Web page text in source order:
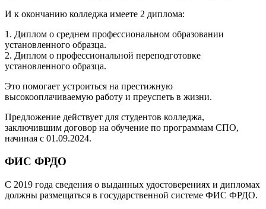
И к окончанию колледжа имеете 2 диплома:
1. Диплом о среднем профессиональном образовании
установленного образца.
2. Диплом о профессиональной переподготовке
установленного образца.
Это помогает устроиться на престижную
высокооплачиваемую работу и преуспеть в жизни.
Предложение действует для студентов колледжа,
заключившим договор на обучение по программам СПО,
начиная с 01.09.2024.
ФИС ФРДО
С 2019 года сведения о выданных удостоверениях и дипломах
должны размещаться в государственной системе ФИС ФРДО.